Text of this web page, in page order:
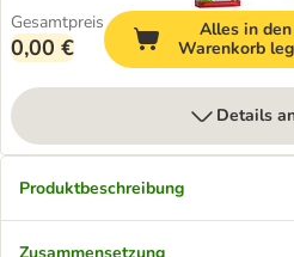
Gesamtpreis
0,00 €
Alles in den
Warenkorb
Details
Produktbeschreibung